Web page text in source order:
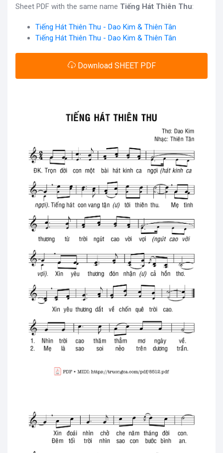
Sheet PDF with the same name Tiếng Hát Thiên Thu:
Tiếng Hát Thiên Thu - Dao Kim & Thiên Tân
Tiếng Hát Thiên Thu - Dao Kim & Thiên Tân
Download SHEET PDF